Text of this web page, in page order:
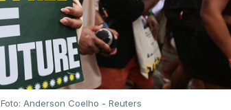
Foto: Anderson Coelho - Reuters